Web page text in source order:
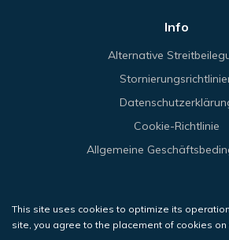
Info
Alternative
Cookie-Richtlinie
Allgemeine
© 2026 Haliotis.
This site uses cookies to optimize its
site, you agree to the placement of cookies on